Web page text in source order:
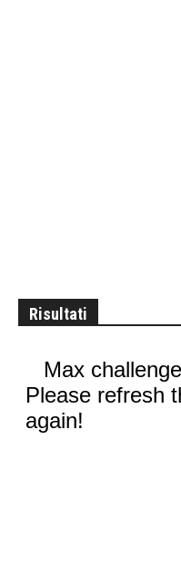
Risultati